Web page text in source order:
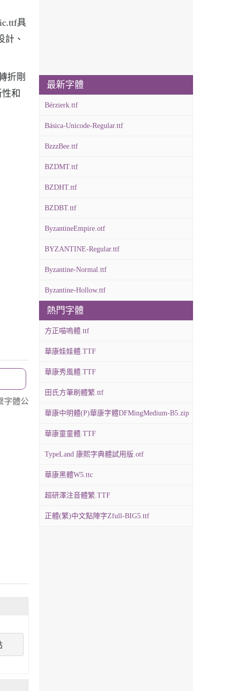
具
計、
折剛
和
字體公
最新字體
Bérzierk.ttf
Básica-Unicode-Regular.ttf
BzzzBee.ttf
BZDMT.ttf
BZDHT.ttf
BZDBT.ttf
ByzantineEmpire.otf
BYZANTINE-Regular.ttf
Byzantine-Normal.ttf
Byzantine-Hollow.ttf
熱門字體
方正喵嗚體.ttf
華康娃娃體.TTF
華康秀風體.TTF
田氏方筆刷體繁.ttf
華康中明體(P)華康字體DFMingMedium-B5.zip
華康童童體.TTF
TypeLand 康熙字典體試用版.otf
華康黑體W5.ttc
超研澤注音體繁.TTF
正體(繁)中文點陣字Zfull-BIG5.ttf